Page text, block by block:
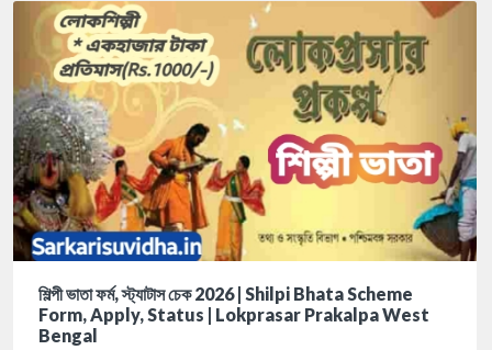
শিল্পী ভাতা ফর্ম, স্ট্যাটাস চেক 2026 | Shilpi Bhata Scheme
Form, Apply, Status | Lokprasar Prakalpa West
Bengal